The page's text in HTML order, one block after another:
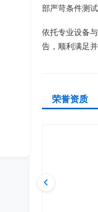
部严苛条件测
依托专业设备
告，顺利满足
荣誉资质